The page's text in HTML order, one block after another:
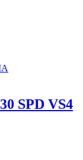
SPD VS4